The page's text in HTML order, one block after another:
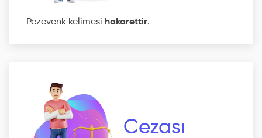
Pezevenk kelimesi hakarettir.
Cezası